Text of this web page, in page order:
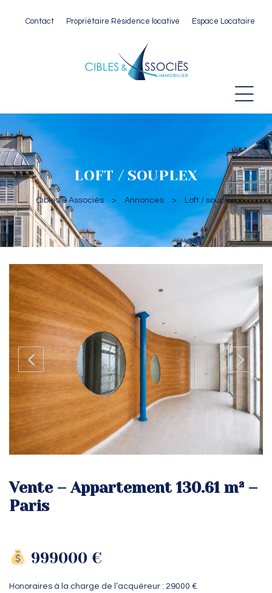
Contact Propriétaire Résidence locative Espace Locataire
LOFT / SOUPLEX
Cibles & Associés > Annonces > Loft / souplex
Vente – Appartement 130.61 m² –
Paris
999000 €
Honoraires à la charge de l’acquéreur : 29000 €